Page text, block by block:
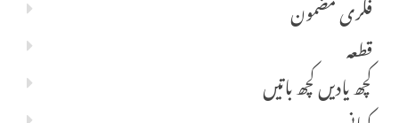
فکری مضمون
قطعہ
کچھ یادیں کچھ باتیں